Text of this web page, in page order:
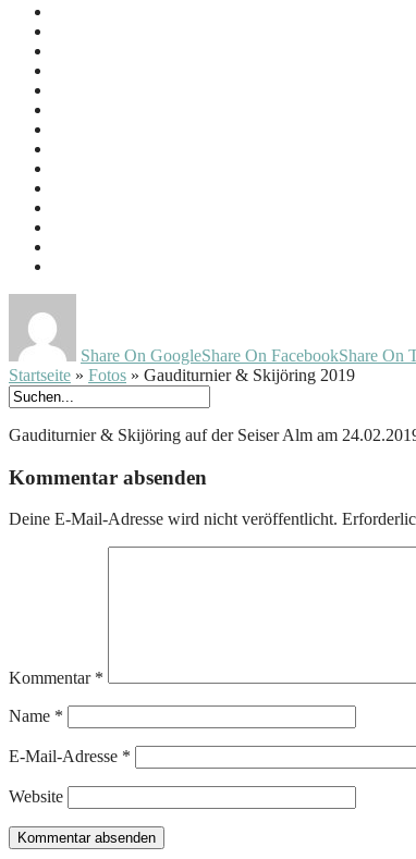
Share On GoogleShare On FacebookShare On
Startseite » Fotos » Gauditurnier & Skijöring 2019
Gauditurnier & Skijöring auf der Seiser Alm am
Kommentar absenden
Deine E-Mail-Adresse wird nicht veröffentlicht.
Kommentar *
Name *
E-Mail-Adresse *
Website